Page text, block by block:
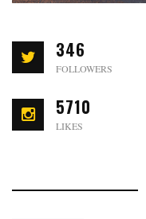
346
FOLLOWERS
5710
LIKES